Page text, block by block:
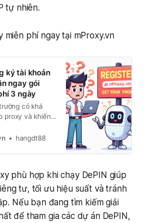
tự nhiên.
miễn phí ngay tại mProxy.vn
ký tài khoản
ngay gói
3 ngày
có khá
proxy và khiến
cần dùng
của proxy?
hangdt88
phù hợp khi chạy DePIN giúp
tư, tối ưu hiệu suất và tránh
Nếu bạn đang tìm kiếm giải
để tham gia các dự án DePIN,